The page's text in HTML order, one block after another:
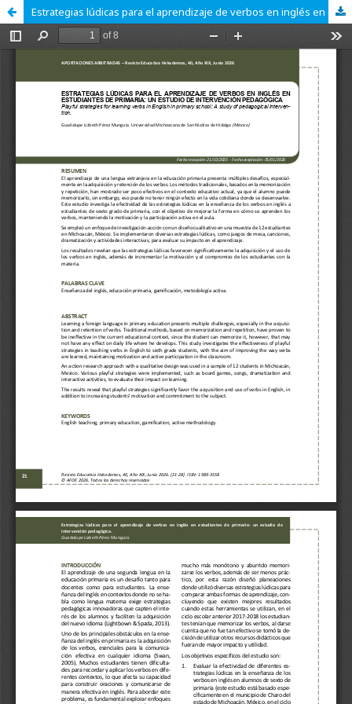
Estrategias lúdicas para el aprendizaje de verbos en inglés en estudiantes de sexto grado de primaria: Un estudio de Intervención pedagógica.